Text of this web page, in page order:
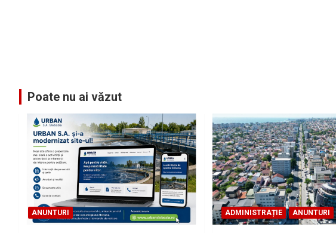
Poate nu ai văzut
ANUNTURI ADMINISTRAȚIE ANUNTURI